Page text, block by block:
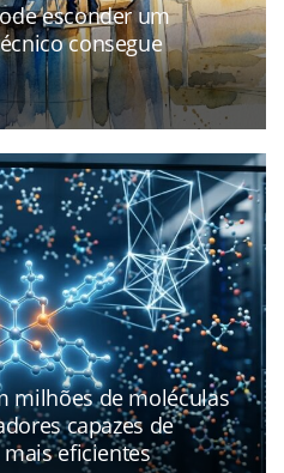
esconder um
consegue
milhões de moléculas
capazes de
eficientes